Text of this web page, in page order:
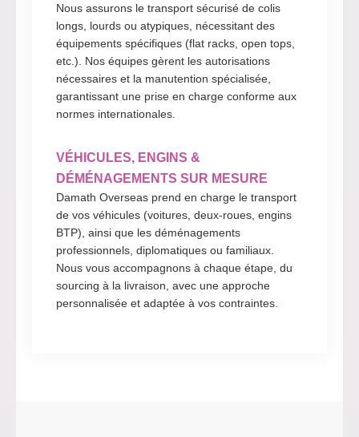
Nous assurons le transport sécurisé de colis
longs, lourds ou atypiques, nécessitant des
équipements spécifiques (flat racks, open tops,
etc.). Nos équipes gèrent les autorisations
nécessaires et la manutention spécialisée,
garantissant une prise en charge conforme aux
normes internationales.
VÉHICULES, ENGINS &
DÉMÉNAGEMENTS SUR MESURE
Damath Overseas prend en charge le transport
de vos véhicules (voitures, deux-roues, engins
BTP), ainsi que les déménagements
professionnels, diplomatiques ou familiaux.
Nous vous accompagnons à chaque étape, du
sourcing à la livraison, avec une approche
personnalisée et adaptée à vos contraintes.